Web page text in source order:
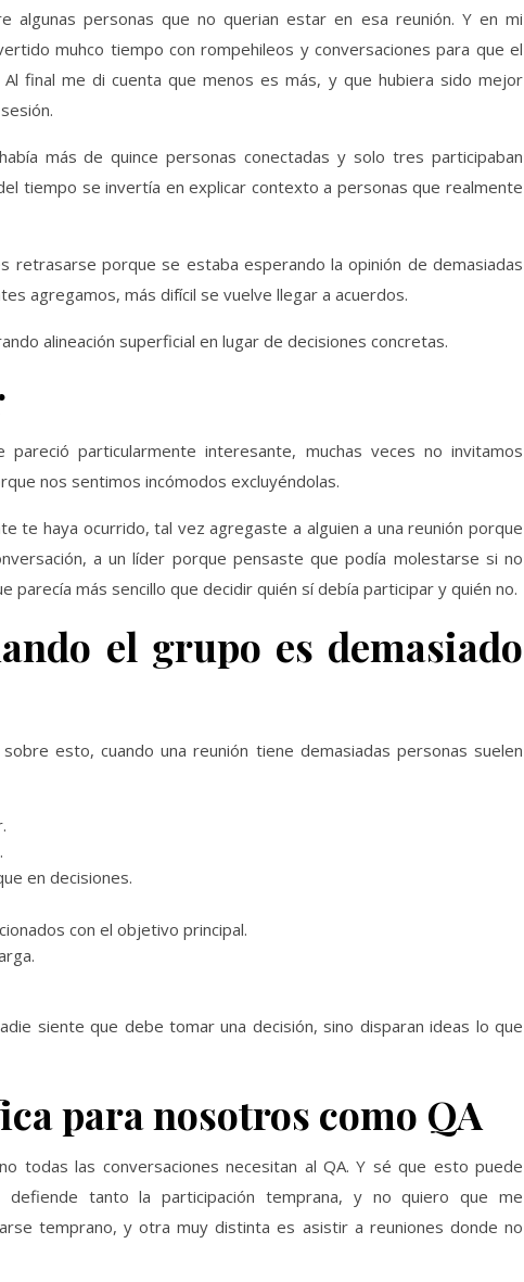
algunas personas que no querian estar en esa reunión. Y en mi
muhco tiempo con rompehileos y conversaciones para que el
final me di cuenta que menos es más, y que hubiera sido mejor
más de quince personas conectadas y solo tres participaban
tiempo se invertía en explicar contexto a personas que realmente
retrasarse porque se estaba esperando la opinión de demasiadas
agregamos, más difícil se vuelve llegar a acuerdos.
alineación superficial en lugar de decisiones concretas.
particularmente interesante, muchas veces no invitamos
nos sentimos incómodos excluyéndolas.
te haya ocurrido, tal vez agregaste a alguien a una reunión porque
a un líder porque pensaste que podía molestarse si no
más sencillo que decidir quién sí debía participar y quién no.
el grupo es demasiado
esto, cuando una reunión tiene demasiadas personas suelen
en decisiones.
con el objetivo principal.
siente que debe tomar una decisión, sino disparan ideas lo que
para nosotros como QA
todas las conversaciones necesitan al QA. Y sé que esto puede
defiende tanto la participación temprana, y no quiero que me
temprano, y otra muy distinta es asistir a reuniones donde no